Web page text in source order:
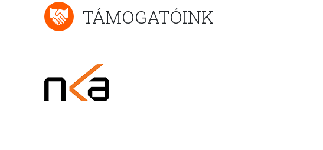
TÁMOGATÓINK